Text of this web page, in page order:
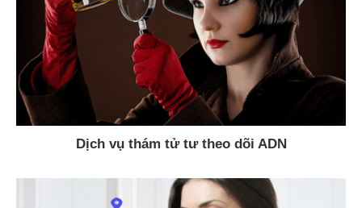
Dịch vụ thám tử tư theo dõi ADN